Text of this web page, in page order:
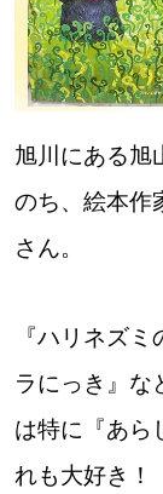
情報提供・お問
旭川にある旭
のち、絵本作
さん。
『ハリネズ
ラにっき』な
は特に『あら
れも大好き！